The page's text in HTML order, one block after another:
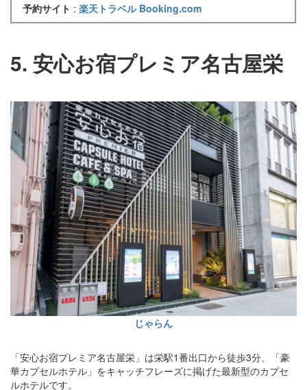
予約サイト : 楽天トラベル Booking.com
5. 安心お宿プレミア名古屋栄
じゃらん
「安心お宿プレミア名古屋栄」は栄駅1番出口から徒歩3分、「豪
華カプセルホテル」をキャッチフレーズに掲げた最新型のカプセ
ルホテルです。